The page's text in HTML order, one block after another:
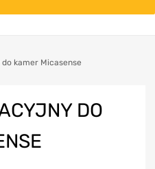
kamer Micasense
DO